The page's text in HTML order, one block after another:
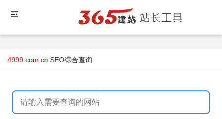
4999.com.cn SEO综合查询